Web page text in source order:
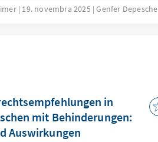
Pandemieabkommens
zur WHO und zum
im Netz zu. Die aktuelle
bietet Antworten und
19. novembra 2025 Genfer Depesche
in
mit Behinderungen:
Auswirkungen